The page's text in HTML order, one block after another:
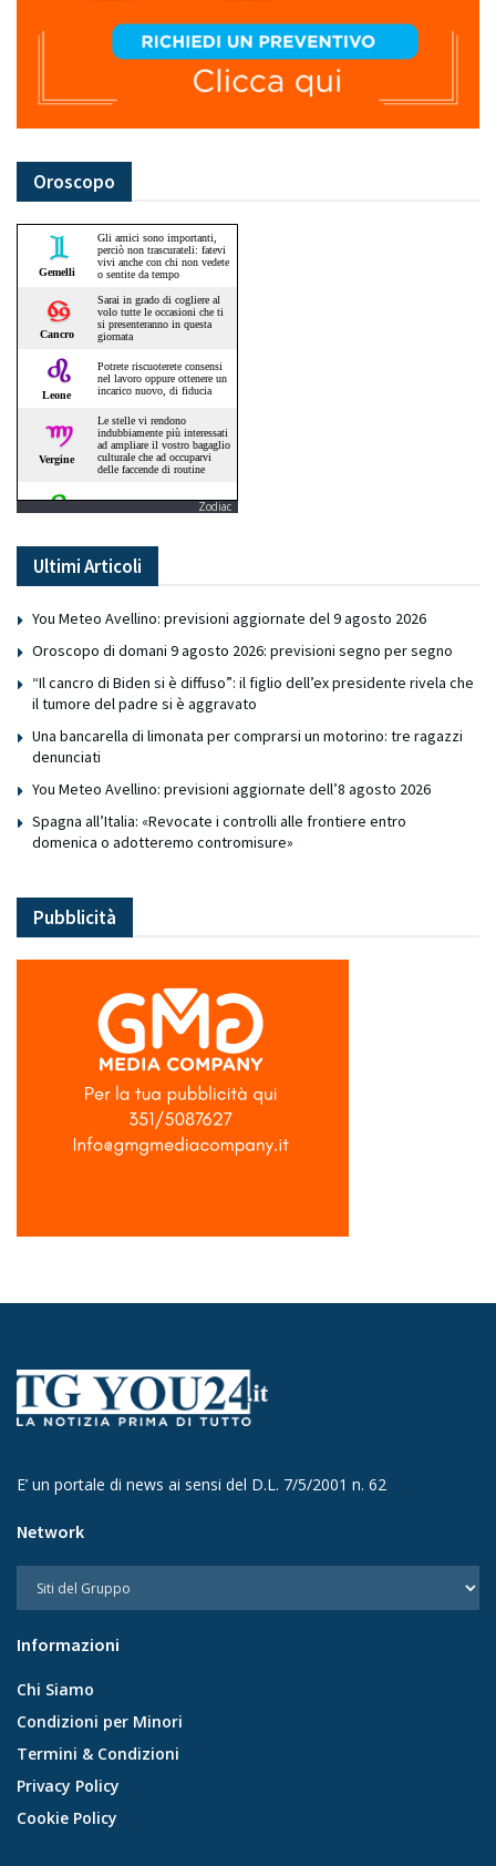
Oroscopo
Zodiac
Ultimi Articoli
You Meteo Avellino: previsioni aggiornate del 9 agosto 2026
Oroscopo di domani 9 agosto 2026: previsioni segno per segno
“Il cancro di Biden si è diffuso”: il figlio dell’ex presidente rivela che
il tumore del padre si è aggravato
Una bancarella di limonata per comprarsi un motorino: tre ragazzi
denunciati
You Meteo Avellino: previsioni aggiornate dell’8 agosto 2026
Spagna all’Italia: «Revocate i controlli alle frontiere entro
domenica o adotteremo contromisure»
Pubblicità
E’ un portale di news ai sensi del D.L. 7/5/2001 n. 62
Network
Informazioni
Chi Siamo
Condizioni per Minori
Termini & Condizioni
Privacy Policy
Cookie Policy